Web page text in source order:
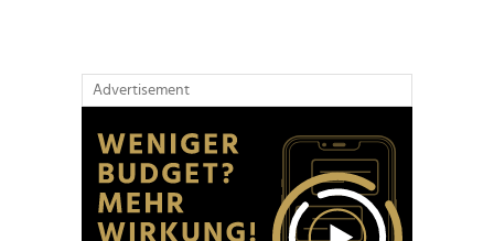
Advertisement